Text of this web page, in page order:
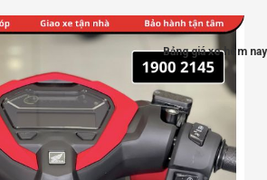
Bảng giá xe hôm nay